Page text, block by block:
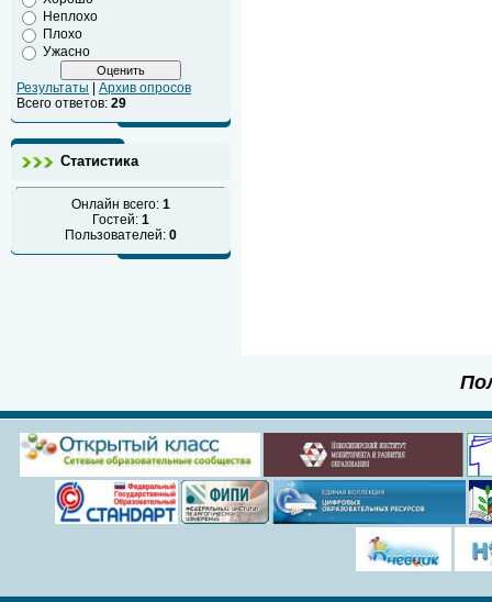
Неплохо
Плохо
Ужасно
Результаты
Архив опросов
Всего ответов: 29
Статистика
Онлайн всего: 1
Гостей: 1
Пользователей: 0